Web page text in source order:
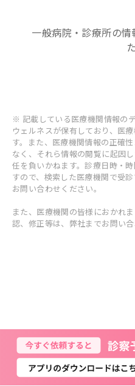
一般病院・診療所の
※ 記載している医療機関情報の
ウェルネスが保有しており、医
す。また、医療機関情報の正確
なく、それら情報の閲覧に起因
任を負いかねます。診療日時・
すので、検索した医療機関で受
お問い合わせください。
また、医療機関の皆様におかれ
認、修正等は、弊社までお問い合